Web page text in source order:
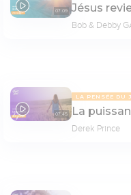
07:09 Jésus
Bob & Debby
07:45
LA PENSÉE DU
La
Derek Prince